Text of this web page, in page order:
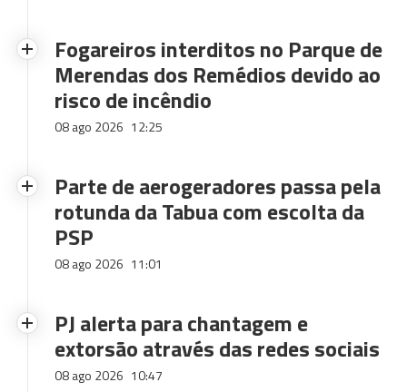
Fogareiros interditos no Parque de
Merendas dos Remédios devido ao
risco de incêndio
08 ago 2026 12:25
Parte de aerogeradores passa pela
rotunda da Tabua com escolta da
PSP
08 ago 2026 11:01
PJ alerta para chantagem e
extorsão através das redes sociais
08 ago 2026 10:47